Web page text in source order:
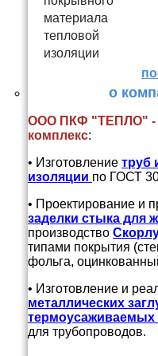
о
ООО ПКФ "ТЕПЛО" -
комплекс:
• Изготовление труб
изоляции по ГОСТ
• Проектирование и
заделки стыка для
производство
типами покрытия
фольга,
• Изготовление и
металлических
термоусаживаемых
для трубопроводов.